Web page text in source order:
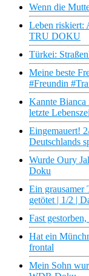
Wenn die
Leben riskiert:
TRU DOKU
Türkei:
Meine beste
#Freundin
Kannte Bianca
letzte
Eingemauert!
Deutschlands
Wurde Oury
Doku
Ein grausamer
getötet | 1/2 |
Fast
Hat ein
frontal
Mein Sohn